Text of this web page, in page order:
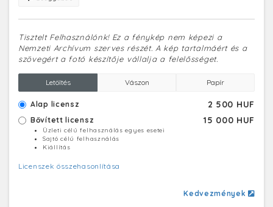
Tisztelt Felhasználónk! Ez a fénykép nem képezi a
Nemzeti Archívum szerves részét. A kép tartalmáért és a
szövegért a fotó készítője vállalja a felelősséget.
Letöltés Vászon Papír
Alap licensz 2 500 HUF
Bővített licensz 15 000 HUF
Üzleti célú felhasználás egyes esetei
Sajtó célú felhasználás
Kiállítás
Licenszek összehasonlítása
Kedvezmények